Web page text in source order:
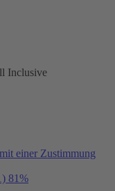
Inclusive
einer Zustimmung
81%